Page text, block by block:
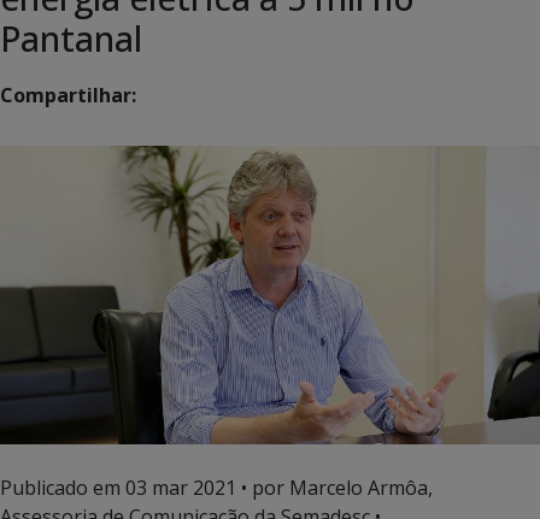
Pantanal
Compartilhar:
Publicado em 03 mar 2021 • por Marcelo Armôa,